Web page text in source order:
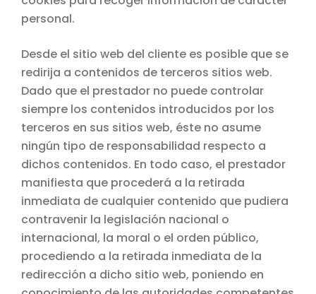
personal.
Desde el sitio web del cliente es posible que se
redirija a contenidos de terceros sitios web.
Dado que el prestador no puede controlar
siempre los contenidos introducidos por los
terceros en sus sitios web, éste no asume
ningún tipo de responsabilidad respecto a
dichos contenidos. En todo caso, el prestador
manifiesta que procederá a la retirada
inmediata de cualquier contenido que pudiera
contravenir la legislación nacional o
internacional, la moral o el orden público,
procediendo a la retirada inmediata de la
redirección a dicho sitio web, poniendo en